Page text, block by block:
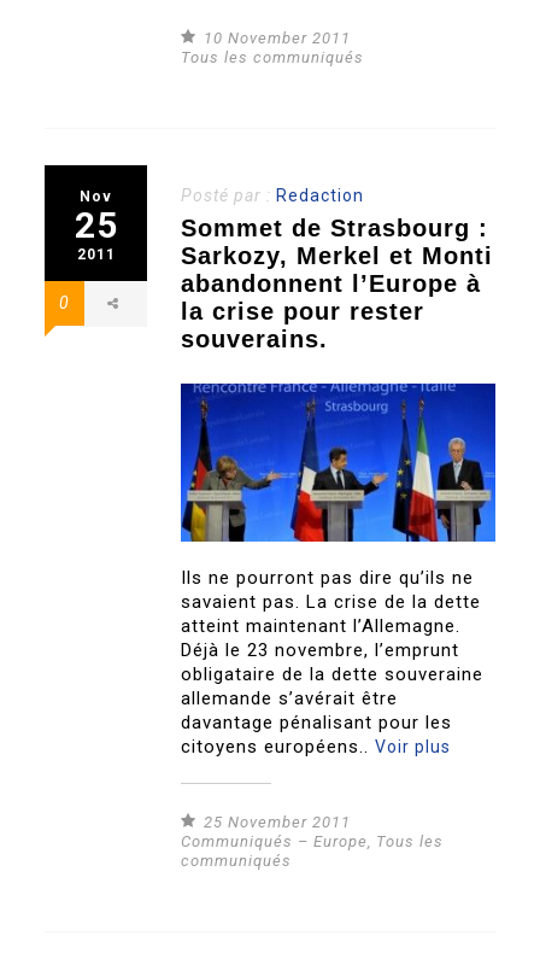
10 November 2011
Tous les communiqués
Nov
25
2011
0
Posté par : Redaction
Sommet de Strasbourg :
Sarkozy, Merkel et Monti
abandonnent l’Europe à
la crise pour rester
souverains.
Ils ne pourront pas dire qu’ils ne
savaient pas. La crise de la dette
atteint maintenant l’Allemagne.
Déjà le 23 novembre, l’emprunt
obligataire de la dette souveraine
allemande s’avérait être
davantage pénalisant pour les
citoyens européens..Voir plus
25 November 2011
Communiqués – Europe, Tous les
communiqués